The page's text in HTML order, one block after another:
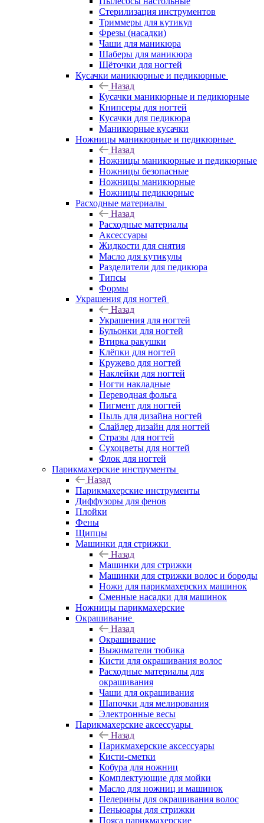
Стерилизация инструментов
Триммеры для кутикул
Фрезы (насадки)
Чаши для маникюра
Шаберы для маникюра
Щёточки для ногтей
Кусачки маникюрные и педикюрные
Назад
Кусачки маникюрные и педикюрные
Книпсеры для ногтей
Кусачки для педикюра
Маникюрные кусачки
Ножницы маникюрные и педикюрные
Назад
Ножницы маникюрные и педикюрные
Ножницы безопасные
Ножницы маникюрные
Ножницы педикюрные
Расходные материалы
Назад
Расходные материалы
Аксессуары
Жидкости для снятия
Масло для кутикулы
Разделители для педикюра
Типсы
Формы
Украшения для ногтей
Назад
Украшения для ногтей
Бульонки для ногтей
Втирка ракушки
Клёпки для ногтей
Кружево для ногтей
Наклейки для ногтей
Ногти накладные
Переводная фольга
Пигмент для ногтей
Пыль для дизайна ногтей
Слайдер дизайн для ногтей
Стразы для ногтей
Сухоцветы для ногтей
Флок для ногтей
Парикмахерские инструменты
Назад
Парикмахерские инструменты
Диффузоры для фенов
Плойки
Фены
Щипцы
Машинки для стрижки
Назад
Машинки для стрижки
Машинки для стрижки волос и бороды
Ножи для парикмахерских машинок
Сменные насадки для машинок
Ножницы парикмахерские
Окрашивание
Назад
Окрашивание
Выжиматели тюбика
Кисти для окрашивания волос
Расходные материалы для
окрашивания
Чаши для окрашивания
Шапочки для мелирования
Электронные весы
Парикмахерские аксессуары
Назад
Парикмахерские аксессуары
Кисти-сметки
Кобура для ножниц
Комплектующие для мойки
Масло для ножниц и машинок
Пелерины для окрашивания волос
Пеньюары для стрижки
Пояса парикмахерские